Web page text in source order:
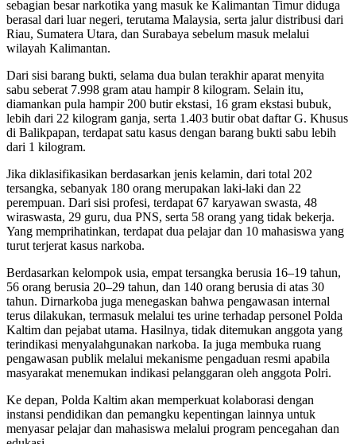
sebagian besar narkotika yang masuk ke Kalimantan Timur diduga
berasal dari luar negeri, terutama Malaysia, serta jalur distribusi dari
Riau, Sumatera Utara, dan Surabaya sebelum masuk melalui
wilayah Kalimantan.
Dari sisi barang bukti, selama dua bulan terakhir aparat menyita
sabu seberat 7.998 gram atau hampir 8 kilogram. Selain itu,
diamankan pula hampir 200 butir ekstasi, 16 gram ekstasi bubuk,
lebih dari 22 kilogram ganja, serta 1.403 butir obat daftar G. Khusus
di Balikpapan, terdapat satu kasus dengan barang bukti sabu lebih
dari 1 kilogram.
Jika diklasifikasikan berdasarkan jenis kelamin, dari total 202
tersangka, sebanyak 180 orang merupakan laki-laki dan 22
perempuan. Dari sisi profesi, terdapat 67 karyawan swasta, 48
wiraswasta, 29 guru, dua PNS, serta 58 orang yang tidak bekerja.
Yang memprihatinkan, terdapat dua pelajar dan 10 mahasiswa yang
turut terjerat kasus narkoba.
Berdasarkan kelompok usia, empat tersangka berusia 16–19 tahun,
56 orang berusia 20–29 tahun, dan 140 orang berusia di atas 30
tahun. Dirnarkoba juga menegaskan bahwa pengawasan internal
terus dilakukan, termasuk melalui tes urine terhadap personel Polda
Kaltim dan pejabat utama. Hasilnya, tidak ditemukan anggota yang
terindikasi menyalahgunakan narkoba. Ia juga membuka ruang
pengawasan publik melalui mekanisme pengaduan resmi apabila
masyarakat menemukan indikasi pelanggaran oleh anggota Polri.
Ke depan, Polda Kaltim akan memperkuat kolaborasi dengan
instansi pendidikan dan pemangku kepentingan lainnya untuk
menyasar pelajar dan mahasiswa melalui program pencegahan dan